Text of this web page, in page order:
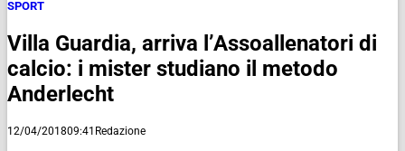
SPORT
Villa Guardia, arriva l’Assoallenatori di
calcio: i mister studiano il metodo
Anderlecht
12/04/201809:41 Redazione